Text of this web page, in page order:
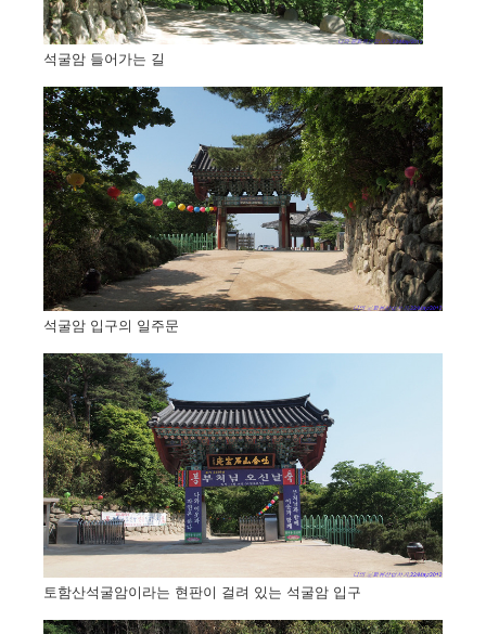
석굴암 들어가는 길
석굴암 입구의 일주문
토함산석굴암이라는 현판이 걸려 있는 석굴암 입구